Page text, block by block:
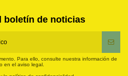
boletín de noticias
Para ello, consulte nuestra información de
en el aviso legal.